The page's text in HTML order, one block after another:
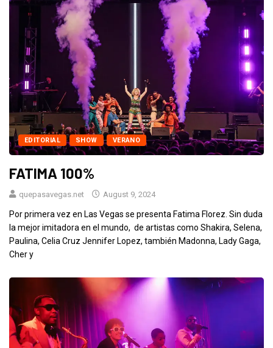
EDITORIAL SHOW VERANO
FATIMA 100%
quepasavegas.net August 9, 2024
Por primera vez en Las Vegas se presenta Fatima Florez. Sin duda
la mejor imitadora en el mundo, de artistas como Shakira, Selena,
Paulina, Celia Cruz Jennifer Lopez, también Madonna, Lady Gaga,
Cher y